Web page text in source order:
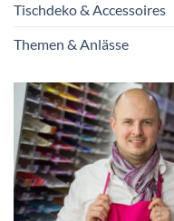
Tischdeko & Accessoires
Themen & Anlässe